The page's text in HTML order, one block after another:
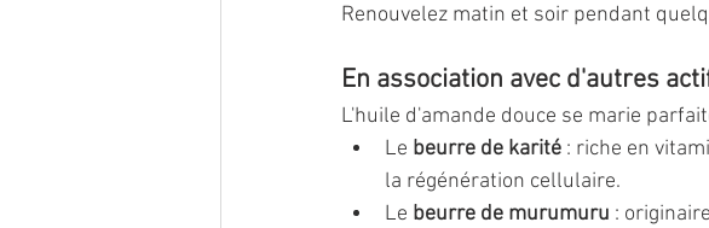
Renouvelez matin et soir pendant
En association avec d'autres
L'huile d'amande douce se marie
Le beurre de karité : riche en
la régénération cellulaire.
Le beurre de murumuru :